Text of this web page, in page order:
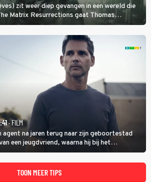
zit weer diep gevangen in een wereld die
Matrix Resurrections gaat Thomas
te ontsnappen.
· FILM
agent na jaren terug naar zijn geboortestad
een jeugdvriend, waarna hij bij het
dood een verband begint te vermoeden
TOON MEER TIPS